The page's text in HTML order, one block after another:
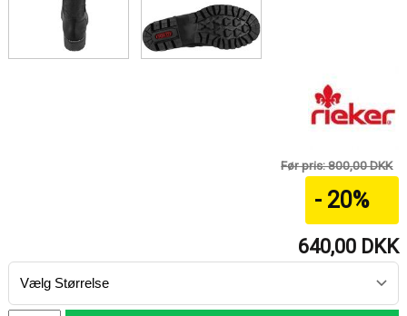
Før pris: 800,00 DKK
- 20%
640,00 DKK